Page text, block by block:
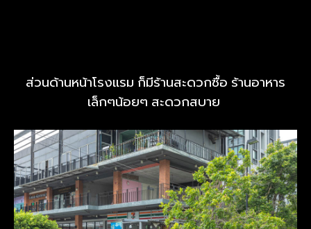
ส่วนด้านหน้าโรงแรม ก็มีร้านสะดวกซื้อ ร้านอาหาร
เล็กๆน้อยๆ สะดวกสบาย